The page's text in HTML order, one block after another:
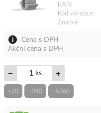
EAN
Kód výrobce
Značka
Cena s DPH
Akční cena s DPH
ks
+20 +240 +5760